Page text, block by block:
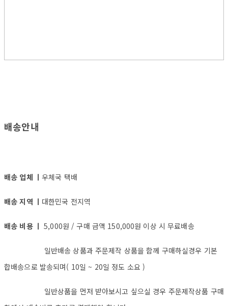
배송안내
배송 업체 ㅣ 우체국 택배
배송 지역 ㅣ 대한민국 전지역
배송 비용 ㅣ5,000원 / 구매 금액 150,000원 이상 시 무료배송
일반배송 상품과 주문제작 상품을 함께 구매하실경우 기본
합배송으로 발송되며( 10일 ~ 20일 정도 소요 )
일반상품을 먼저 받아보시고 싶으실 경우 주문제작상품 구매